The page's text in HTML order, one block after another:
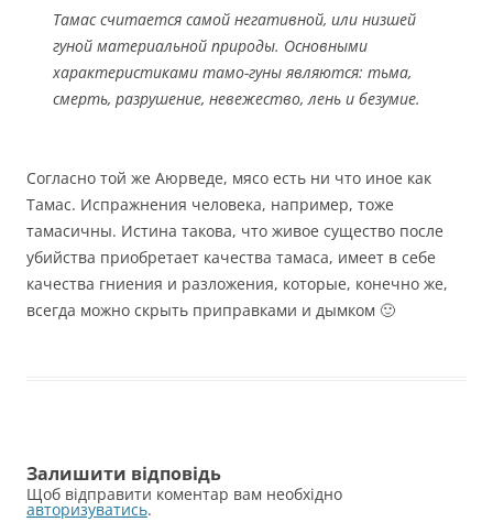
Тамас считается самой негативной, или низшей
гуной материальной природы. Основными
характеристиками тамо-гуны являются: тьма,
смерть, разрушение, невежество, лень и безумие.
Согласно той же Аюрведе, мясо есть ни что иное как
Тамас. Испражнения человека, например, тоже
тамасичны. Истина такова, что живое существо после
убийства приобретает качества тамаса, имеет в себе
качества гниения и разложения, которые, конечно же,
всегда можно скрыть приправками и дымком 🙂
Залишити відповідь
Щоб відправити коментар вам необхідно
авторизуватись.